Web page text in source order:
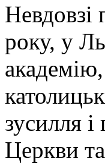
Невдовзі
року, у
зусилля
Церкви